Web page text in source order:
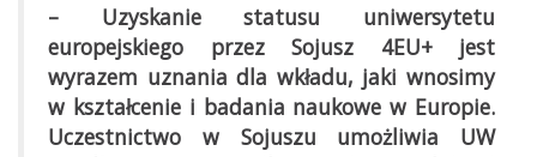
– Uzyskanie statusu uniwersytetu
europejskiego przez Sojusz 4EU+ jest
wyrazem uznania dla wkładu, jaki wnosimy
w kształcenie i badania naukowe w Europie.
Uczestnictwo w Sojuszu umożliwia UW